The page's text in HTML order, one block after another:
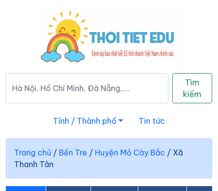
Tìm
kiếm
Tỉnh / Thành phố Tin tức
Trang chủ / Bến Tre / Huyện Mỏ Cày Bắc / Xã
Thanh Tân